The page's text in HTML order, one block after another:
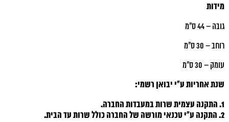
מידות
גובה – 44 ס"מ
רוחב – 30 ס"מ
עומק – 30 ס"מ
שנת אחריות ע"י יבואן רשמי:
1. התקנה עצמית שרות במעבדות החברה.
2. התקנה ע"י טכנאי מורשה של החברה כולל שרות עד הבית.